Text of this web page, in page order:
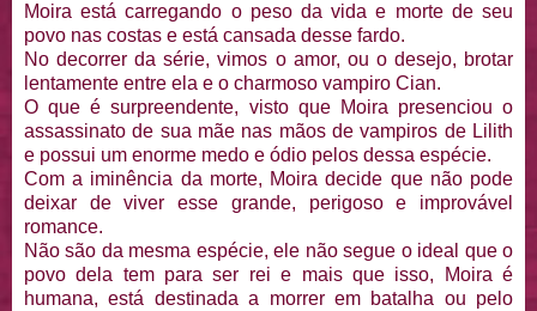
Moira está carregando o peso da vida e morte de seu
povo nas costas e está cansada desse fardo.
No decorrer da série, vimos o amor, ou o desejo, brotar
lentamente entre ela e o charmoso vampiro Cian.
O que é surpreendente, visto que Moira presenciou o
assassinato de sua mãe nas mãos de vampiros de Lilith
e possui um enorme medo e ódio pelos dessa espécie.
Com a iminência da morte, Moira decide que não pode
deixar de viver esse grande, perigoso e improvável
romance.
Não são da mesma espécie, ele não segue o ideal que o
povo dela tem para ser rei e mais que isso, Moira é
humana, está destinada a morrer em batalha ou pelo